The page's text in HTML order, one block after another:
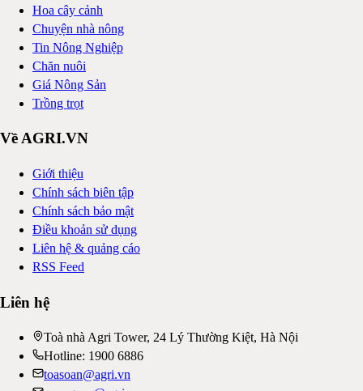
Hoa cây cảnh
Chuyện nhà nông
Tin Nông Nghiệp
Chăn nuôi
Giá Nông Sản
Trồng trọt
Về AGRI.VN
Giới thiệu
Chính sách biên tập
Chính sách bảo mật
Điều khoản sử dụng
Liên hệ & quảng cáo
RSS Feed
Liên hệ
Toà nhà Agri Tower, 24 Lý Thường Kiệt, Hà Nội
Hotline: 1900 6886
toasoan@agri.vn